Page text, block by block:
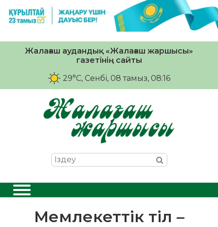
Жалағаш аудандық «Жалағаш жаршысы»
газетінің сайты
29°C, Сенбі, 08 тамыз, 08:16
Мемлекеттік тіл –